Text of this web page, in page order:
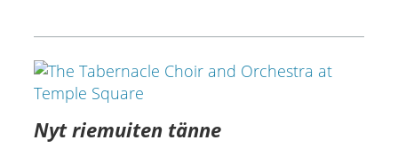
Nyt riemuiten tänne